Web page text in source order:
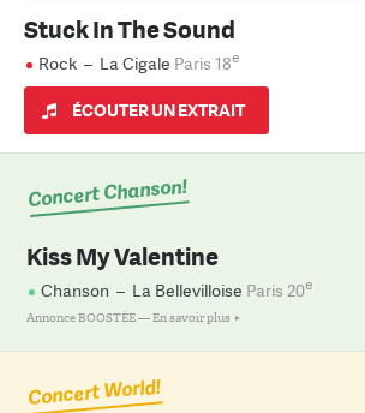
Stuck In The Sound
Rock – La Cigale Paris 18e
ÉCOUTER UN EXTRAIT
Concert Chanson!
Kiss My Valentine
Chanson – La Bellevilloise Paris 20e
Annonce BOOSTÉE —En savoir plus
Concert World!